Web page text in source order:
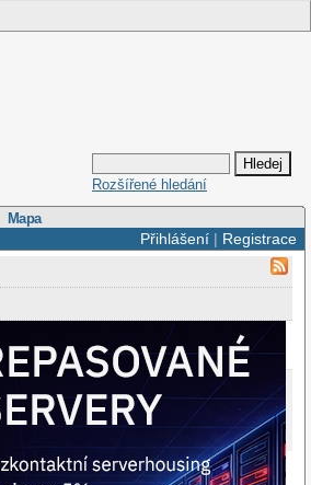
Rozšířené hledání
Mapa
Přihlášení| Registrace